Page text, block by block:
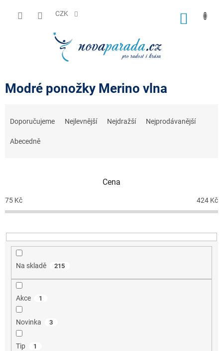
CZK
Modré ponožky Merino vlna
u
k
ů
Doporučujeme Nejlevnější Nejdražší Nejprodávanější
Abecedně
Cena
75 Kč 424 Kč
Na skladě 215
Akce 1
Novinka 3
Tip 1